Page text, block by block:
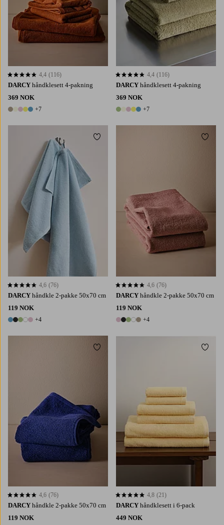
DARCY håndklesett 4-pakning
369 NOK
12 farger
+7
4,4 basert på 116 karaktergivninger
4,4 (116)
DARCY håndklesett 4-pakning
369 NOK
12 farger
+7
4,4 basert på 116 karaktergivninger
4,4 (116)
DARCY håndkle 2-pakke 50x70 cm
119 NOK
9 farger
+4
4,6 basert på 76 karaktergivninger
4,6 (76)
Legg til favoritter
DARCY håndkle 2-pakke 50x70 cm
119 NOK
9 farger
+4
4,6 basert på 76 karaktergivninger
4,6 (76)
Legg
DARCY håndkle 2-pakke 50x70 cm
119 NOK
4,6 basert på 76 karaktergivninger
4,6 (76)
Legg til favoritter
DARCY håndklesett i 6-pack
449 NOK
4,8 basert på 21 karaktergivninger
4,8 (21)
Legg